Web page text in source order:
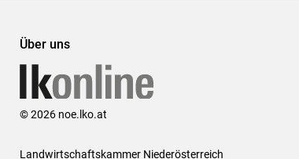
Über uns
© 2026 noe.lko.at
Landwirtschaftskammer Niederösterreich